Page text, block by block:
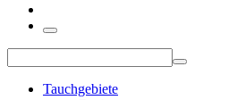
Tauchgebiete